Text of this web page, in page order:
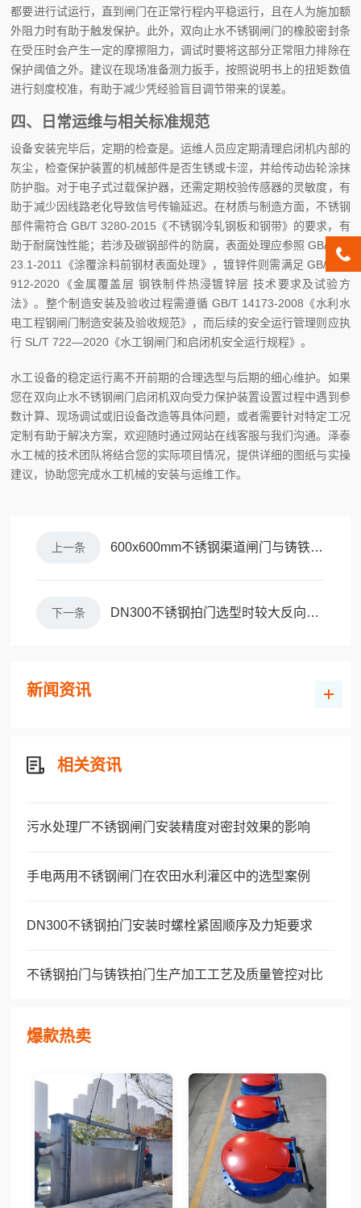
都要进行试运行，直到闸门在正常行程内平稳运行，且在人为施加额
外阻力时有助于触发保护。此外，双向止水不锈钢闸门的橡胶密封条
在受压时会产生一定的摩擦阻力，调试时要将这部分正常阻力排除在
保护阈值之外。建议在现场准备测力扳手，按照说明书上的扭矩数值
进行刻度校准，有助于减少凭经验盲目调节带来的误差。
四、日常运维与相关标准规范
设备安装完毕后，定期的检查是。运维人员应定期清理启闭机内部的
灰尘，检查保护装置的机械部件是否生锈或卡涩，并给传动齿轮涂抹
防护脂。对于电子式过载保护器，还需定期校验传感器的灵敏度，有
助于减少因线路老化导致信号传输延迟。在材质与制造方面，不锈钢
部件需符合 GB/T 3280-2015《不锈钢冷轧钢板和钢带》的要求，有
助于耐腐蚀性能；若涉及碳钢部件的防腐，表面处理应参照 GB/T 89
23.1-2011《涂覆涂料前钢材表面处理》，镀锌件则需满足 GB/T 13
912-2020《金属覆盖层 钢铁制件热浸镀锌层 技术要求及试验方
法》。整个制造安装及验收过程需遵循 GB/T 14173-2008《水利水
电工程钢闸门制造安装及验收规范》，而后续的安全运行管理则应执
行 SL/T 722—2020《水工钢闸门和启闭机安全运行规程》。
水工设备的稳定运行离不开前期的合理选型与后期的细心维护。如果
您在双向止水不锈钢闸门启闭机双向受力保护装置设置过程中遇到参
数计算、现场调试或旧设备改造等具体问题，或者需要针对特定工况
定制有助于解决方案，欢迎随时通过网站在线客服与我们沟通。泽泰
水工械的技术团队将结合您的实际项目情况，提供详细的图纸与实操
建议，协助您完成水工机械的安装与运维工作。
上一条 600x600mm不锈钢渠道闸门与铸铁闸门成本对比分析
下一条 DN300不锈钢拍门选型时较大反向水头计算示例
新闻资讯
相关资讯
污水处理厂不锈钢闸门安装精度对密封效果的影响
手电两用不锈钢闸门在农田水利灌区中的选型案例
DN300不锈钢拍门安装时螺栓紧固顺序及力矩要求
不锈钢拍门与铸铁拍门生产加工工艺及质量管控对比
爆款热卖